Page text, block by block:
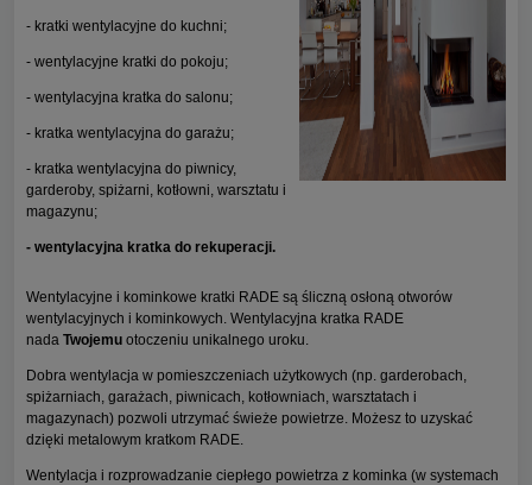
- kratki wentylacyjne do kuchni;
- wentylacyjne kratki do pokoju;
- wentylacyjna kratka do salonu;
- kratka wentylacyjna do garażu;
- kratka wentylacyjna do piwnicy,
garderoby, spiżarni, kotłowni, warsztatu i
magazynu;
- wentylacyjna kratka do rekuperacji.
Wentylacyjne i kominkowe kratki RADE są śliczną osłoną otworów
wentylacyjnych i kominkowych. Wentylacyjna kratka RADE
nada Twojemu otoczeniu unikalnego uroku.
Dobra wentylacja w pomieszczeniach użytkowych (np. garderobach,
spiżarniach, garażach, piwnicach, kotłowniach, warsztatach i
magazynach) pozwoli utrzymać świeże powietrze. Możesz to uzyskać
dzięki metalowym kratkom RADE.
Wentylacja i rozprowadzanie ciepłego powietrza z kominka (w systemach